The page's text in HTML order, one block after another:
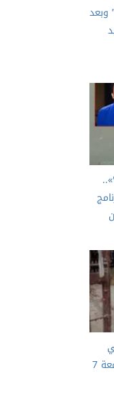
وبعد
الأسواق المصرية اليوم الجمعة 7